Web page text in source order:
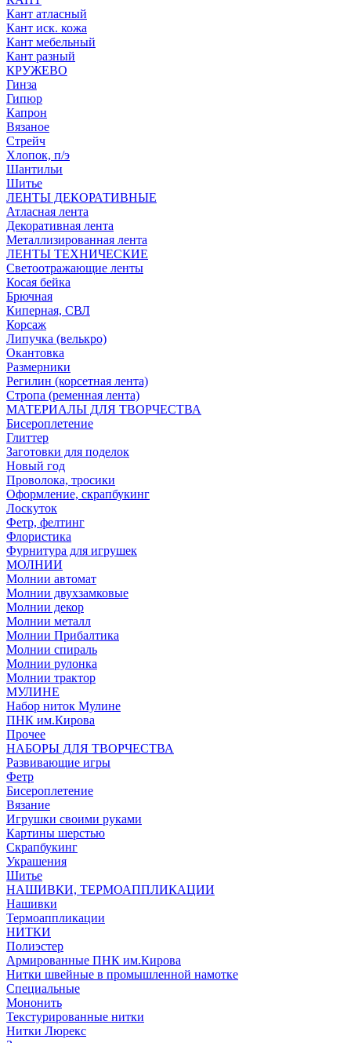
Кант атласный
Кант иск. кожа
Кант мебельный
Кант разный
КРУЖЕВО
Гинза
Гипюр
Капрон
Вязаное
Стрейч
Хлопок, п/э
Шантильи
Шитье
ЛЕНТЫ ДЕКОРАТИВНЫЕ
Атласная лента
Декоративная лента
Металлизированная лента
ЛЕНТЫ ТЕХНИЧЕСКИЕ
Светоотражающие ленты
Косая бейка
Брючная
Киперная, СВЛ
Корсаж
Липучка (велькро)
Окантовка
Размерники
Регилин (корсетная лента)
Стропа (ременная лента)
МАТЕРИАЛЫ ДЛЯ ТВОРЧЕСТВА
Бисероплетение
Глиттер
Заготовки для поделок
Новый год
Проволока, тросики
Оформление, скрапбукинг
Лоскуток
Фетр, фелтинг
Флористика
Фурнитура для игрушек
МОЛНИИ
Молнии автомат
Молнии двухзамковые
Молнии декор
Молнии металл
Молнии Прибалтика
Молнии спираль
Молнии рулонка
Молнии трактор
МУЛИНЕ
Набор ниток Мулине
ПНК им.Кирова
Прочее
НАБОРЫ ДЛЯ ТВОРЧЕСТВА
Развивающие игры
Фетр
Бисероплетение
Вязание
Игрушки своими руками
Картины шерстью
Скрапбукинг
Украшения
Шитье
НАШИВКИ, ТЕРМОАППЛИКАЦИИ
Нашивки
Термоаппликации
НИТКИ
Полиэстер
Армированные ПНК им.Кирова
Нитки швейные в промышленной намотке
Специальные
Мононить
Текстурированные нитки
Нитки Люрекс